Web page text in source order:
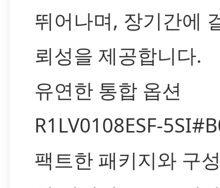
뛰어나며, 장기간에
뢰성을 제공합니다.
유연한 통합 옵션
R1LV0108ESF-
팩트한 패키지와 구